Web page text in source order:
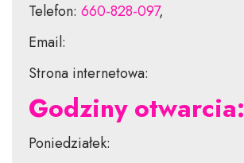
Telefon: 660-828-097,
Email:
Strona internetowa:
Godziny otwarcia:
Poniedziałek: